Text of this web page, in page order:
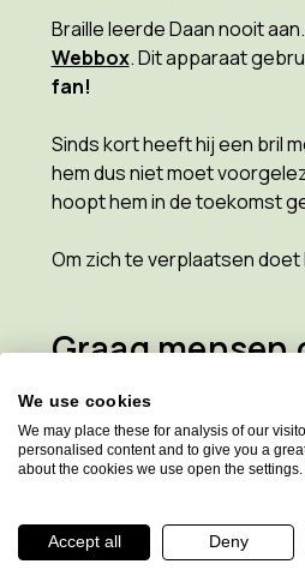
Braille leerde Daan nooit
Webbox. Dit apparaat
fan!
Sinds kort heeft hij een bril
hem dus niet moet
hoopt hem in de toekomst
Om zich te verplaatsen
Graag mensen
Daan geeft aan een
studentenhuisen vormt er
Studenten Corps. Verder
van zichzelf een echte
We use cookies
We may place these for analysis of our
personalised content and to give you a
about the cookies we use open the settings.
Accept all Deny